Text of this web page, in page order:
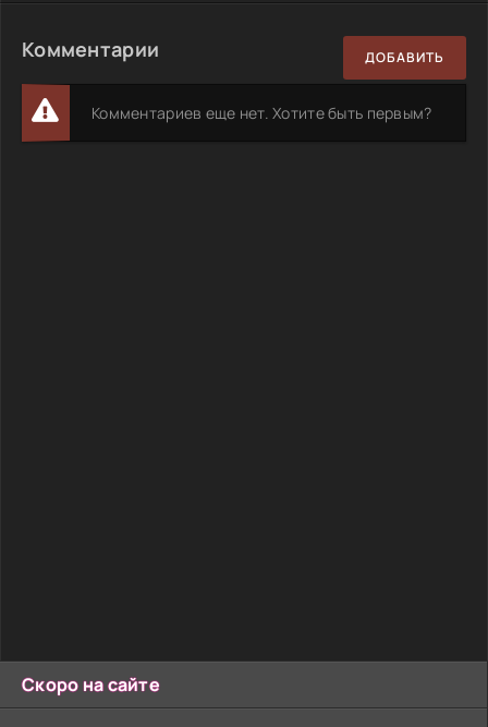
Скоро на сайте
Комментарии ДОБАВИТЬ
Комментариев еще нет. Хотите быть первым?